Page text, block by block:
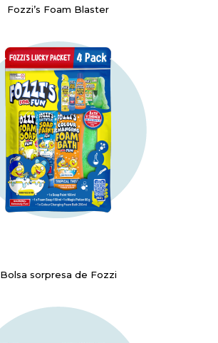
Fozzi’s Foam Blaster
Bolsa sorpresa de Fozzi